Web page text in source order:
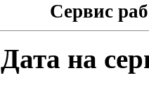
Сервис
Дата на